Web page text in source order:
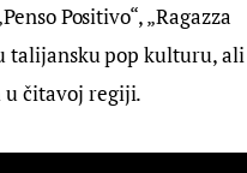
Positivo“, „Ragazza
talijansku pop kulturu, ali
u čitavoj regiji.